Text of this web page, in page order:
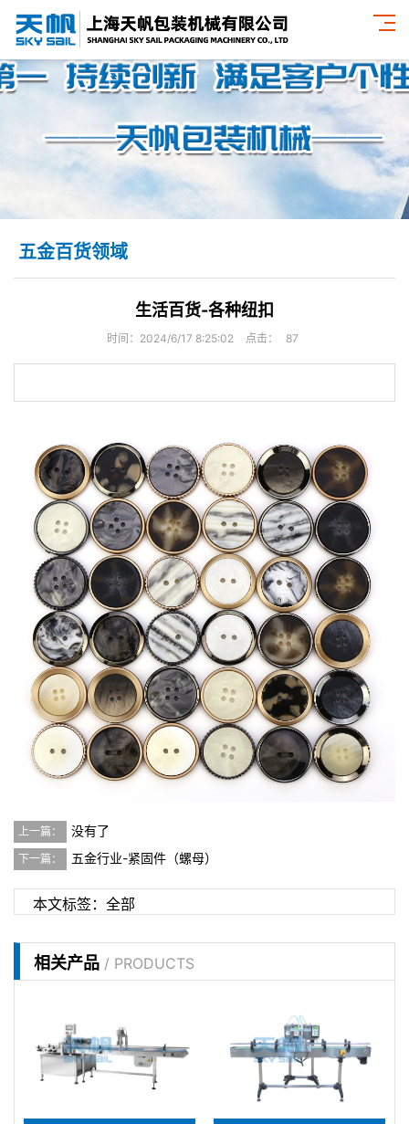
五金百货领域
生活百货-各种纽扣
时间：2024/6/17 8:25:02 点击： 87
上一篇： 没有了
下一篇： 五金行业-紧固件（螺母）
本文标签： 全部
相关产品 / PRODUCTS